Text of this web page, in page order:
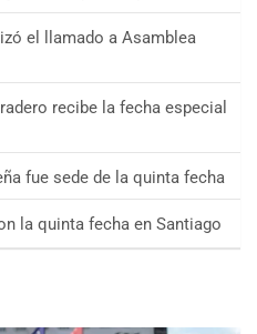
el llamado a Asamblea
recibe la fecha especial
fue sede de la quinta fecha
la quinta fecha en Santiago